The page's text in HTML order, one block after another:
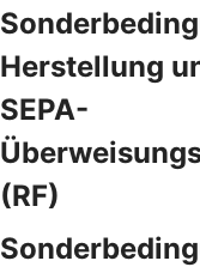
Herstellung
SEPA-
(RF)